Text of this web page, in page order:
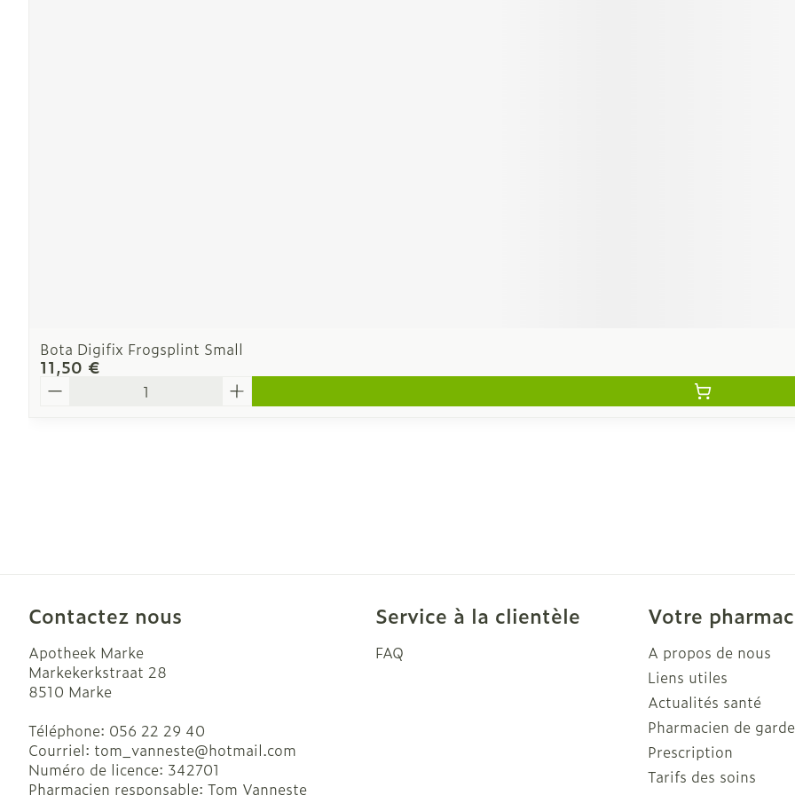
Bota Digifix Frogsplint Small
11,50 €
Contactez nous
Apotheek Marke
Markekerkstraat 28
8510 Marke
Téléphone: 056 22 29 40
Courriel: tom_vanneste@hotmail.com
Numéro de licence: 342701
Pharmacien responsable: Tom Vanneste
Service à la clientèle
FAQ
Votre
A propos de nous
Liens utiles
Actualités santé
Pharmacien de garde
Prescription
Tarifs des soins